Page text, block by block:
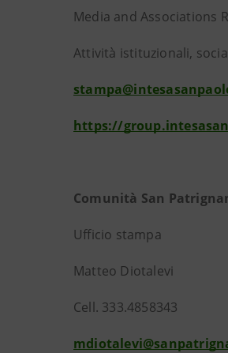
Media and Associations
Attività istituzionali,
https://
Comunità San
Ufficio stampa
Matteo Diotalevi
Cell. 333.4858343